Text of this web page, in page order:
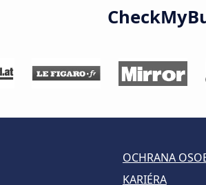
OCHRANA
KARIÉRA